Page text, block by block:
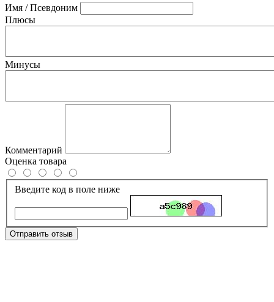
Имя / Псевдоним
Плюсы
Минусы
Комментарий
Оценка товара
Введите код в поле ниже
Отправить отзыв